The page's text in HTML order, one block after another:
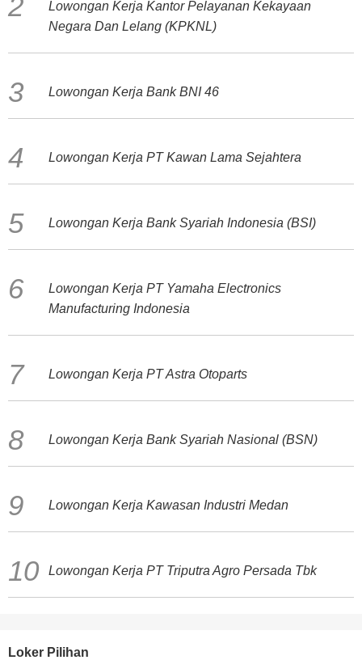
Lowongan Kerja Kantor Pelayanan Kekayaan
Negara Dan Lelang (KPKNL)
Lowongan Kerja Bank BNI 46
Lowongan Kerja PT Kawan Lama Sejahtera
Lowongan Kerja Bank Syariah Indonesia (BSI)
Lowongan Kerja PT Yamaha Electronics
Manufacturing Indonesia
Lowongan Kerja PT Astra Otoparts
Lowongan Kerja Bank Syariah Nasional (BSN)
Lowongan Kerja Kawasan Industri Medan
Lowongan Kerja PT Triputra Agro Persada Tbk
Loker Pilihan